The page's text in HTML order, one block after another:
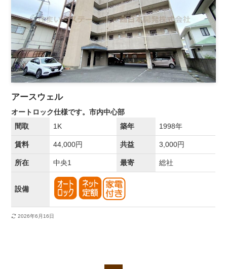
アースウェル
オートロック仕様です。市内中心部
間取
1K 築年 1998年
賃料 44,000円 共益 3,000円
所在 中央1 最寄 総社
設備
2026年6月16日